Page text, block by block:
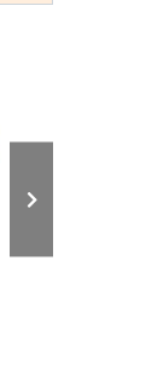
デュアルファン